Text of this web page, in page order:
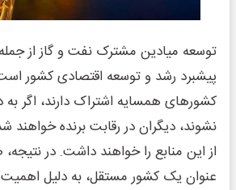
توسعه میادین مشترک نفت و گاز از
پیشبرد رشد و توسعه اقتصادی کشور
کشورهای همسایه اشتراک دارند، اگر به
نشوند، دیگران در رقابت برنده خواهند
از این منابع را خواهند داشت. در
عنوان یک کشور مستقل، به دلیل